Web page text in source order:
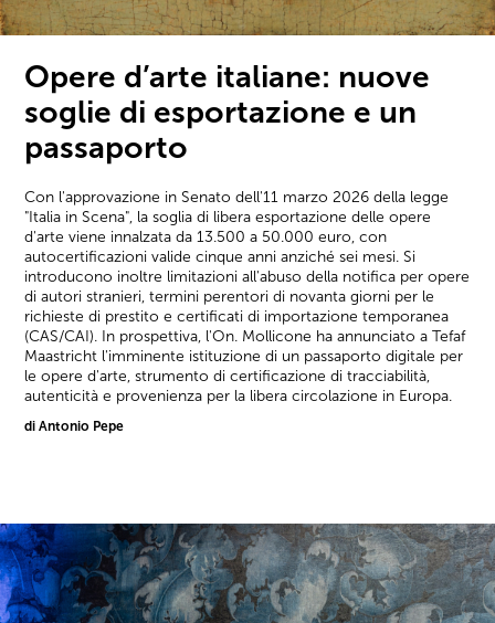
Opere d’arte italiane: nuove
soglie di esportazione e un
passaporto
Con l'approvazione in Senato dell'11 marzo 2026 della legge
"Italia in Scena", la soglia di libera esportazione delle opere
d'arte viene innalzata da 13.500 a 50.000 euro, con
autocertificazioni valide cinque anni anziché sei mesi. Si
introducono inoltre limitazioni all'abuso della notifica per opere
di autori stranieri, termini perentori di novanta giorni per le
richieste di prestito e certificati di importazione temporanea
(CAS/CAI). In prospettiva, l'On. Mollicone ha annunciato a Tefaf
Maastricht l'imminente istituzione di un passaporto digitale per
le opere d'arte, strumento di certificazione di tracciabilità,
autenticità e provenienza per la libera circolazione in Europa.
di Antonio Pepe